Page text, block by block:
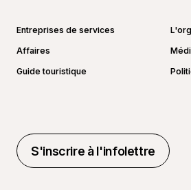
Entreprises de services
Affaires
Guide touristique
S'inscrire à l'infolettre
S'inscrire à l'infolettre